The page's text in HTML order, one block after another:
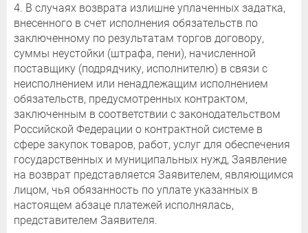
4. В случаях возврата излишне уплаченных задатка,
внесенного в счет исполнения обязательств по
заключенному по результатам торгов договору,
суммы неустойки (штрафа, пени), начисленной
поставщику (подрядчику, исполнителю) в связи с
неисполнением или ненадлежащим исполнением
обязательств, предусмотренных контрактом,
заключенным в соответствии с законодательством
Российской Федерации о контрактной системе в
сфере закупок товаров, работ, услуг для обеспечения
государственных и муниципальных нужд, Заявление
на возврат представляется Заявителем, являющимся
лицом, чья обязанность по уплате указанных в
настоящем абзаце платежей исполнялась,
представителем Заявителя.